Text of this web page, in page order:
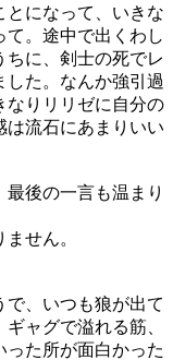
とになって、いきな
て。途中で出くわし
ちに、剣士の死でレ
した。なんか強引過
なりリリゼに自分の
は流石にあまりいい
後の一言も温まり
せん。
で、いつも狼が出て
ャグで溢れる筋、
た所が面白かった